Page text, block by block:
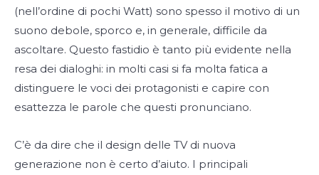
(nell’ordine di pochi Watt) sono spesso il motivo di un
suono debole, sporco e, in generale, difficile da
ascoltare. Questo fastidio è tanto più evidente nella
resa dei dialoghi: in molti casi si fa molta fatica a
distinguere le voci dei protagonisti e capire con
esattezza le parole che questi pronunciano.
C’è da dire che il design delle TV di nuova
generazione non è certo d’aiuto. I principali